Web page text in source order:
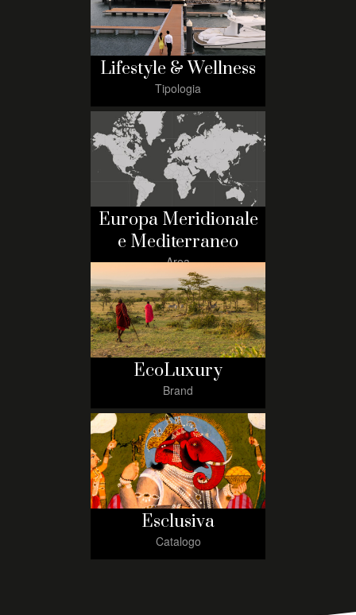
Lifestyle & Wellness
Tipologia
Europa Meridionale
e Mediterraneo
Area
EcoLuxury
Brand
Esclusiva
Catalogo